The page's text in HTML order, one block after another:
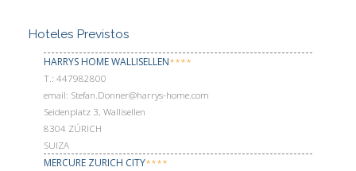
Hoteles Previstos
HARRYS HOME WALLISELLEN****
Т.: 447982800
email: Stefan.Donner@harrys-home.com
Seidenplatz 3, Wallisellen
8304 ZÚRICH
SUIZA
MERCURE ZURICH CITY****